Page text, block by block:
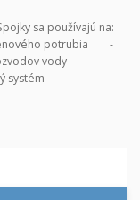
sa používajú na:
potrubia -
vody -
systém -